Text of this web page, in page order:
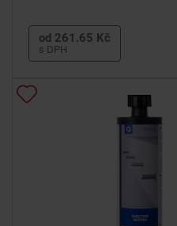
od 261.65 Kč
s DPH